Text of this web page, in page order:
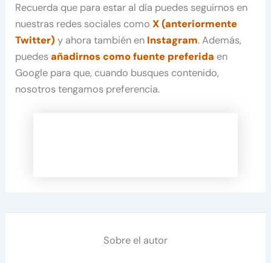
Recuerda que para estar al día puedes seguirnos en
nuestras redes sociales comoX (anteriormente
Twitter) y ahora también en Instagram. Además,
puedesañadirnos como fuente preferida en
Google para que, cuando busques contenido,
nosotros tengamos preferencia.
Sobre el autor